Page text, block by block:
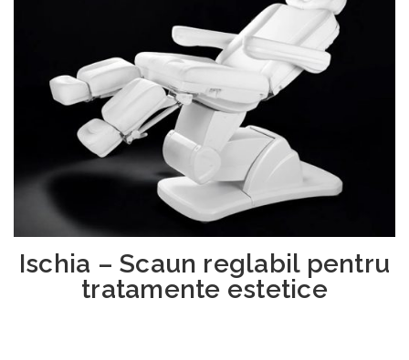
Ischia – Scaun reglabil pentru
tratamente estetice